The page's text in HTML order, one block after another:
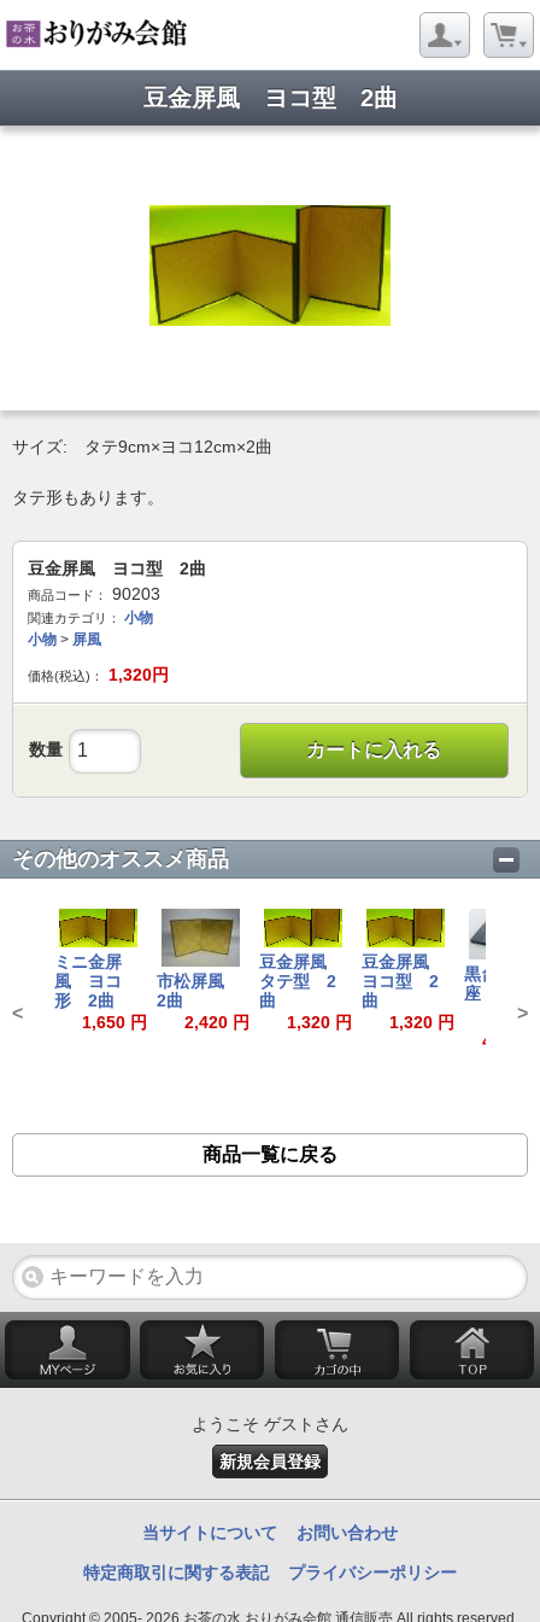
豆金屏風 ヨコ型 2曲
サイズ: タテ9cm×ヨコ12cm×2曲
タテ形もあります。
豆金屏風 ヨコ型 2曲
商品コード： 90203
関連カテゴリ：
小物
小物 > 屏風
価格(税込)： 1,320円
数量 カートに入れる
その他のオススメ商品
ミニ金屏
風 ヨコ
形 2曲
1,650 円
市松屏風
2曲
2,420 円
豆金屏風
タテ型 2
曲
1,320 円
豆金屏風
ヨコ型 2
曲
1,320 円
黒台
座 厚口
440～
< >
商品一覧に戻る
ようこそ ゲストさん
新規会員登録
当サイトについて お問い合わせ
特定商取引に関する表記 プライバシーポリシー
Copyright © 2005- 2026 お茶の水 おりがみ会館 通信販売 All rights reserved.